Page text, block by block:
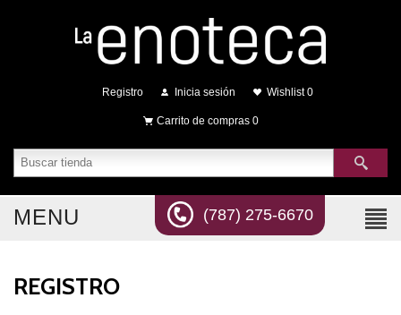
Registro Inicia sesión Wishlist 0
Carrito de compras 0
(787) 275-6670
MENU
REGISTRO